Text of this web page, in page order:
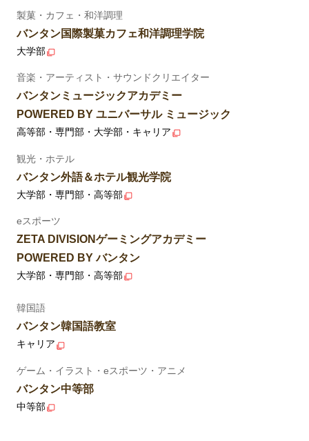
製菓・カフェ・和洋調理
バンタン国際製菓カフェ和洋調理学院
大学部
音楽・アーティスト・サウンドクリエイター
バンタンミュージックアカデミー
POWERED BY ユニバーサル ミュージック
高等部・専門部・大学部・キャリア
観光・ホテル
バンタン外語＆ホテル観光学院
大学部・専門部・高等部
eスポーツ
ZETA DIVISIONゲーミングアカデミー
POWERED BY バンタン
大学部・専門部・高等部
韓国語
バンタン韓国語教室
キャリア
ゲーム・イラスト・eスポーツ・アニメ
バンタン中等部
中等部